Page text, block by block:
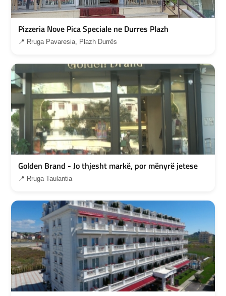
Pizzeria Nove Pica Speciale ne Durres Plazh
📍 Rruga Pavaresia, Plazh Durrës
Golden Brand - Jo thjesht markë, por mënyrë jetese
📍 Rruga Taulantia